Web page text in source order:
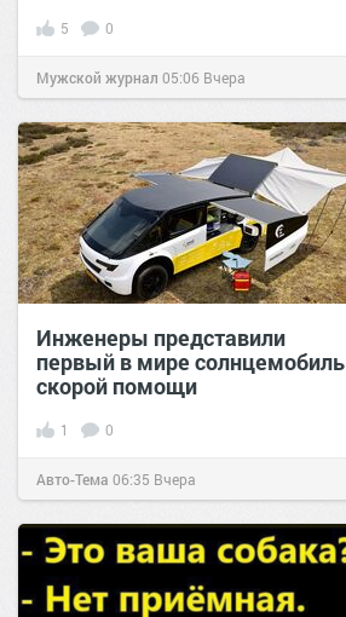
5 0
Мужской журнал 05:06 Вчера
Инженеры представили
первый в мире солнцемобиль
скорой помощи
1 0
Авто-Тема 06:35 Вчера